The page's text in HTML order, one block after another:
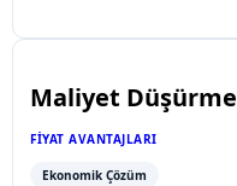
Maliyet Düşürme
FIYAT AVANTAJLARI
Ekonomik Çözüm